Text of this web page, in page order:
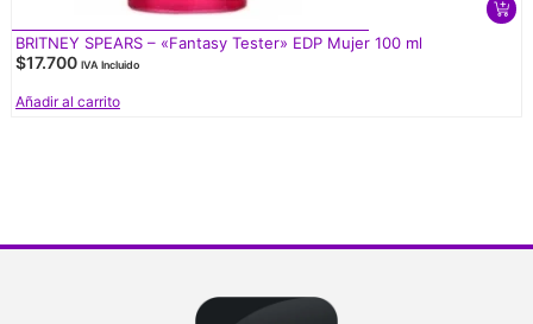
BRITNEY SPEARS – «Fantasy Tester» EDP Mujer 100 ml
$17.700 IVA Incluido
Añadir al carrito